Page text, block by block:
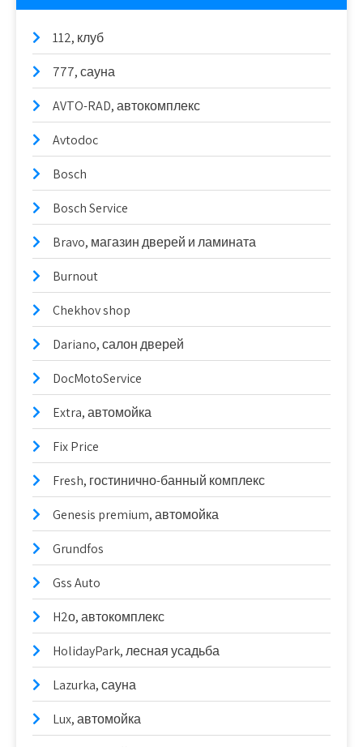
112, клуб
777, сауна
AVTO-RAD, автокомплекс
Avtodoc
Bosch
Bosch Service
Bravo, магазин дверей и ламината
Burnout
Chekhov shop
Dariano, салон дверей
DocMotoService
Extra, автомойка
Fix Price
Fresh, гостинично-банный комплекс
Genesis premium, автомойка
Grundfos
Gss Auto
H2о, автокомплекс
HolidayPark, лесная усадьба
Lazurka, сауна
Lux, автомойка